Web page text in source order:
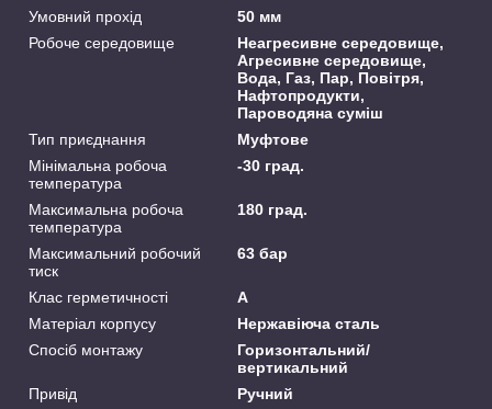
Умовний прохід
50 мм
Робоче середовище
Неагресивне середовище,
Агресивне середовище,
Вода, Газ, Пар, Повітря,
Нафтопродукти,
Пароводяна суміш
Тип приєднання
Муфтове
Мінімальна робоча
температура
-30 град.
Максимальна робоча
температура
180 град.
Максимальний робочий
тиск
63 бар
Клас герметичності
А
Матеріал корпусу
Нержавіюча сталь
Спосіб монтажу
Горизонтальний/
вертикальний
Привід
Ручний